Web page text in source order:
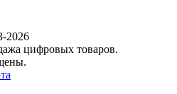
2026
цифровых товаров.